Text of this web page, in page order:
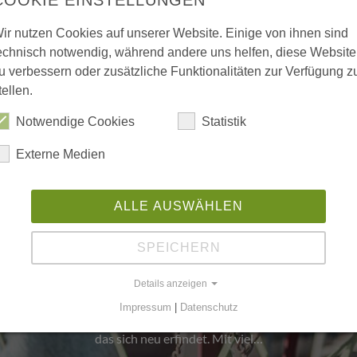
Manufaktur für
steht der Name Kurth für Qualität,
— doch in den letzten Jahren hat sich vieles
für die industrielle Möbelproduktion ist ein junges,
das sich neu erfindet. Mit viel…
nutzen Cookies auf unserer Website. Einige von ihnen sind
notwendig, während andere uns helfen, diese Website
verbessern oder zusätzliche Funktionalitäten zur Verfügung
Notwendige Cookies Statistik
Externe Medien
ALLE AUSWÄHLEN
SPEICHERN
Details anzeigen
Impressum | Datenschutz